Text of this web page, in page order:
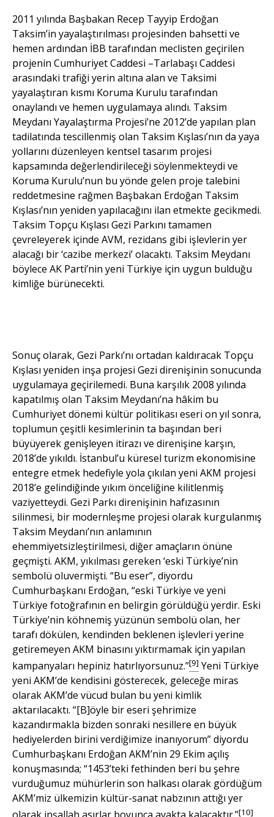
2011 yılında Başbakan Recep Tayyip Erdoğan
Taksim’in yayalaştırılması projesinden bahsetti ve
hemen ardından İBB tarafından meclisten geçirilen
projenin Cumhuriyet Caddesi –Tarlabaşı Caddesi
arasındaki trafiği yerin altına alan ve Taksimi
yayalaştıran kısmı Koruma Kurulu tarafından
onaylandı ve hemen uygulamaya alındı. Taksim
Meydanı Yayalaştırma Projesi’ne 2012’de yapılan plan
tadilatında tescillenmiş olan Taksim Kışlası’nın da yaya
yollarını düzenleyen kentsel tasarım projesi
kapsamında değerlendirileceği söylenmekteydi ve
Koruma Kurulu’nun bu yönde gelen proje talebini
reddetmesine rağmen Başbakan Erdoğan Taksim
Kışlası’nın yeniden yapılacağını ilan etmekte gecikmedi.
Taksim Topçu Kışlası Gezi Parkını tamamen
çevreleyerek içinde AVM, rezidans gibi işlevlerin yer
alacağı bir ‘cazibe merkezi’ olacaktı. Taksim Meydanı
böylece AK Parti’nin yeni Türkiye için uygun bulduğu
kimliğe bürünecekti.
Sonuç olarak, Gezi Parkı’nı ortadan kaldıracak Topçu
Kışlası yeniden inşa projesi Gezi direnişinin sonucunda
uygulamaya geçirilemedi. Buna karşılık 2008 yılında
kapatılmış olan Taksim Meydanı’na hâkim bu
Cumhuriyet dönemi kültür politikası eseri on yıl sonra,
toplumun çeşitli kesimlerinin ta başından beri
büyüyerek genişleyen itirazı ve direnişine karşın,
2018’de yıkıldı. İstanbul’u küresel turizm ekonomisine
entegre etmek hedefiyle yola çıkılan yeni AKM projesi
2018’e gelindiğinde yıkım önceliğine kilitlenmiş
vaziyetteydi. Gezi Parkı direnişinin hafızasının
silinmesi, bir modernleşme projesi olarak kurgulanmış
Taksim Meydanı’nın anlamının
ehemmiyetsizleştirilmesi, diğer amaçların önüne
geçmişti. AKM, yıkılması gereken ‘eski Türkiye’nin
sembolü oluvermişti. “Bu eser”, diyordu
Cumhurbaşkanı Erdoğan, “eski Türkiye ve yeni
Türkiye fotoğrafının en belirgin görüldüğü yerdir. Eski
Türkiye’nin köhnemiş yüzünün sembolü olan, her
tarafı dökülen, kendinden beklenen işlevleri yerine
getiremeyen AKM binasını yıktırmamak için yapılan
kampanyaları hepiniz hatırlıyorsunuz.”[9] Yeni Türkiye
yeni AKM’de kendisini gösterecek, geleceğe miras
olarak AKM’de vücud bulan bu yeni kimlik
aktarılacaktı. “[B]öyle bir eseri şehrimize
kazandırmakla bizden sonraki nesillere en büyük
hediyelerden birini verdiğimize inanıyorum” diyordu
Cumhurbaşkanı Erdoğan AKM’nin 29 Ekim açılış
konuşmasında; “1453’teki fethinden beri bu şehre
vurduğumuz mühürlerin son halkası olarak gördüğüm
AKM’miz ülkemizin kültür-sanat nabzının attığı yer
[10]